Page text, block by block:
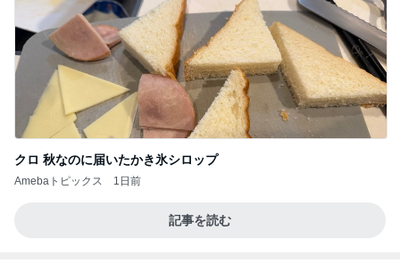
クロ 秋なのに届いたかき氷シロップ
Amebaトピックス 1日前
記事を読む